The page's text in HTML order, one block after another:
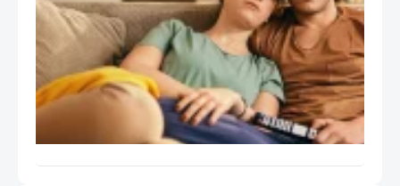
درمان
هیجان
مدار
EFT در
مسائل
اجتماعی
ایران